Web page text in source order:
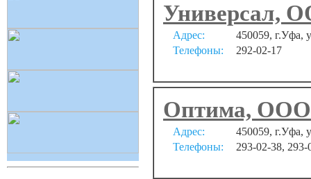
Универсал,
Адрес:
450059, г.Уфа,
Телефоны:
292-02-17
Оптима, ООО
Адрес:
450059, г.Уфа,
Телефоны:
293-02-38,